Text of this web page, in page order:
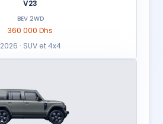
V23
BEV 2WD
360 000 Dhs
2026 · SUV et 4x4